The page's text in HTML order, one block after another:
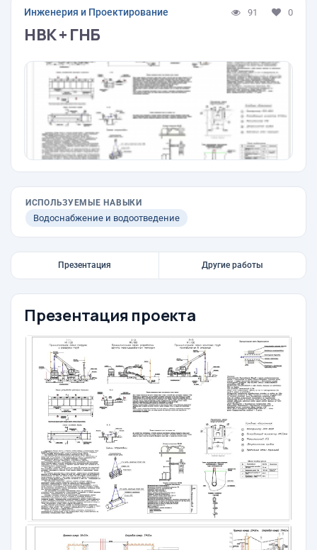
Инженерия и Проектирование 91 0
НВК + ГНБ
ИСПОЛЬЗУЕМЫЕ НАВЫКИ
Водоснабжение и водоотведение
Презентация Другие работы
Презентация проекта